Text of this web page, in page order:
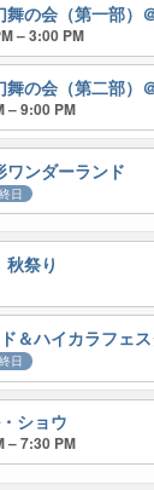
舞の会（第一部）
– 3:00 PM
舞の会（第二部）
– 9:00 PM
ワンダーランド
終日
祭り
＆ハイカラフェス
終日
ショウ
– 7:30 PM